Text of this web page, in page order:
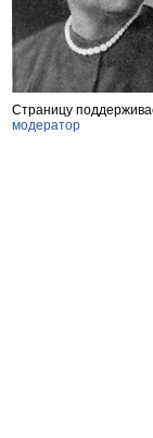
Страницу
модератор